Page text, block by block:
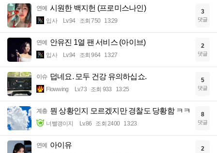
연예 시원한 백지헌 (프로미스나인)
입사 Lv.94 조회 750 13:29
3
댓글
연예 안유진 1열 팬 서비스 (아이브)
입사 Lv.94 조회 964 13:27
2
댓글
이슈 덥네요. 모두 건강 유의하십쇼.
Flowwing Lv.73 조회 933 13:25
5
댓글
계층 뭔 상황인지 모르겠지만 경찰도 당황함 ㅋㅋ
너빨갱이지 Lv.86 조회 2400 13:23
8
댓글
연예 아이유 2